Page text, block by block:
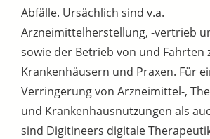
Abfälle. Ursächlich sind v.a.
Arzneimittelherstellung, -vertrieb
sowie der Betrieb von und Fahrten
Krankenhäusern und Praxen. Für
Verringerung von Arzneimittel-,
und Krankenhausnutzungen als
sind Digitineers digitale